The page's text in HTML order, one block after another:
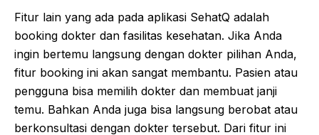
Fitur lain yang ada pada aplikasi SehatQ adalah
booking dokter dan fasilitas kesehatan. Jika Anda
ingin bertemu langsung dengan dokter pilihan Anda,
fitur booking ini akan sangat membantu. Pasien atau
pengguna bisa memilih dokter dan membuat janji
temu. Bahkan Anda juga bisa langsung berobat atau
berkonsultasi dengan dokter tersebut. Dari fitur ini